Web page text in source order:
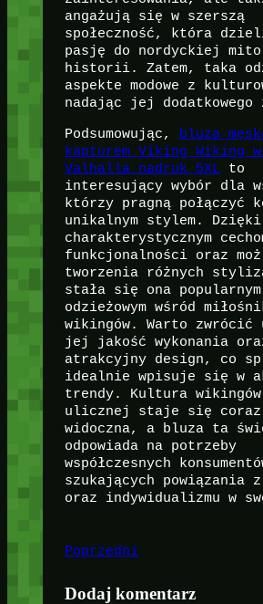
angażują się w szerszą
społeczność, która
pasję do nordyckiej
historii. Zatem, taka
aspekte modowe z
nadając jej dodatkowego
Podsumowując,
bluza
kapturem Viking Wiking
Valhalla nadruk 5XL to
interesujący wybór dla
którzy pragną połączyć
unikalnym stylem. Dzięki
charakterystycznym
funkcjonalności oraz
tworzenia różnych
stała się ona popularnym
odzieżowym wśród
wikingów. Warto zwrócić
jej jakość wykonania
atrakcyjny design, co
idealnie wpisuje się w
trendy. Kultura
ulicznej staje się
widoczna, a bluza ta
odpowiada na potrzeby
współczesnych
szukających powiązania
oraz indywidualizmu w
Poprzedni
Dodaj komentarz